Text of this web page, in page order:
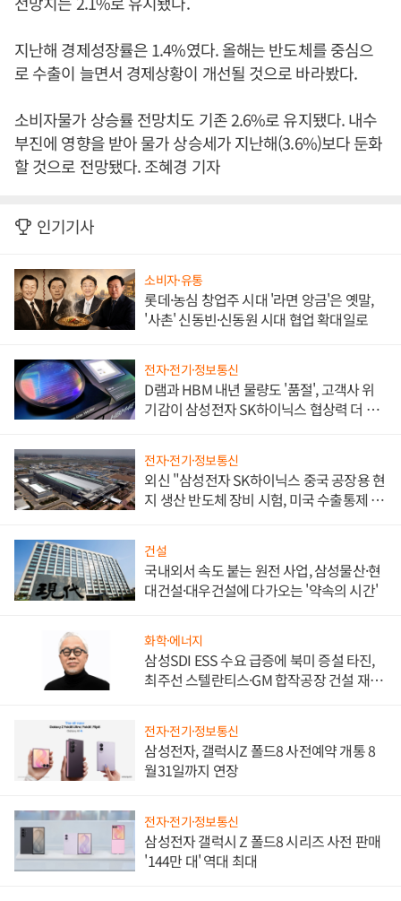
지난해 경제성장률은 1.4%였다. 올해는 반도체를 중심으
로 수출이 늘면서 경제상황이 개선될 것으로 바라봤다.
소비자물가 상승률 전망치도 기존 2.6%로 유지됐다. 내수
부진에 영향을 받아 물가 상승세가 지난해(3.6%)보다 둔화
할 것으로 전망됐다. 조혜경 기자
인기기사
소비자·유통
롯데·농심 창업주 시대 '라면 앙금'은 옛말,
'사촌' 신동빈·신동원 시대 협업 확대일로
전자·전기·정보통신
D램과 HBM 내년 물량도 '품절', 고객사 위
기감이 삼성전자 SK하이닉스 협상력 더 키
전자·전기·정보통신
외신 "삼성전자 SK하이닉스 중국 공장용 현
지 생산 반도체 장비 시험, 미국 수출통제 대
건설
국내외서 속도 붙는 원전 사업, 삼성물산·현
대건설·대우건설에 다가오는 '약속의 시간'
화학·에너지
삼성SDI ESS 수요 급증에 북미 증설 타진,
최주선 스텔란티스·GM 합작공장 건설 재추
전자·전기·정보통신
삼성전자, 갤럭시Z 폴드8 사전예약 개통 8
월31일까지 연장
전자·전기·정보통신
삼성전자 갤럭시 Z 폴드8 시리즈 사전 판매
'144만 대' 역대 최대